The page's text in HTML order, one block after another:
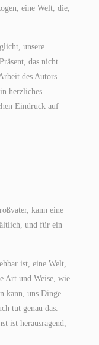
eine Welt, die,
unsere
das nicht
des Autors
herzliches
Eindruck auf
kann eine
und für ein
ist, eine Welt,
Art und Weise, wie
kann, uns Dinge
tut genau das.
ist herausragend,